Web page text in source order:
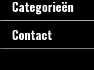
Categorieën
Contact